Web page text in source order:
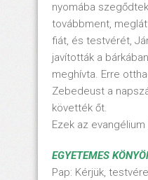
nyomába
továbbment,
fiát, és testvérét,
javították a
meghívta. Erre
Zebedeust a
követték őt.
Ezek az evangélium
EGYETEMES
Pap: Kérjük,